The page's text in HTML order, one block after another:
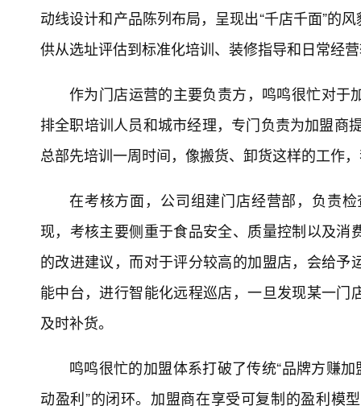
动线设计和产品陈列布局，呈现出“千店千面”的
供从选址评估到标准化培训、装修指导和日常经
作为门店运营的主要负责方，鸣鸣很忙对
排全职培训人员和城市经理，专门负责为加盟商
总部先培训一周时间，像搬货、卸货这样的工作
在考核方面，公司组建门店经营部，负责
现，考核主要侧重于食品安全、质量控制以及
的改进建议，而对于评分较高的加盟店，会给
能中台，进行智能化远程巡店，一旦发现某一
及时补货。
鸣鸣很忙的加盟体系打破了传统“品牌方赚
动盈利”的闭环。加盟商在享受可复制的盈利模